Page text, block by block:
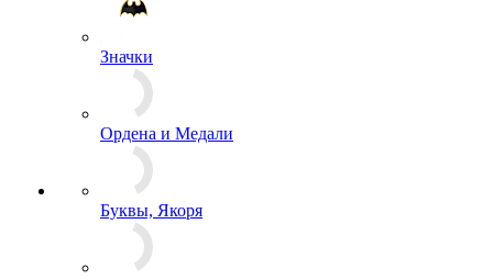
Рюкзаки
СИЗ
Спальные мешки, подушки, одеяла